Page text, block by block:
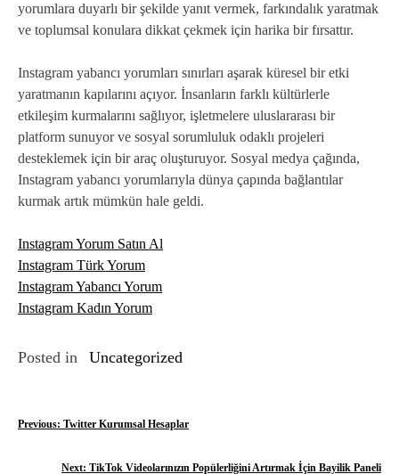
yorumlara duyarlı bir şekilde yanıt vermek, farkındalık yaratmak
ve toplumsal konulara dikkat çekmek için harika bir fırsattır.
Instagram yabancı yorumları sınırları aşarak küresel bir etki
yaratmanın kapılarını açıyor. İnsanların farklı kültürlerle
etkileşim kurmalarını sağlıyor, işletmelere uluslararası bir
platform sunuyor ve sosyal sorumluluk odaklı projeleri
desteklemek için bir araç oluşturuyor. Sosyal medya çağında,
Instagram yabancı yorumlarıyla dünya çapında bağlantılar
kurmak artık mümkün hale geldi.
Instagram Yorum Satın Al
Instagram Türk Yorum
Instagram Yabancı Yorum
Instagram Kadın Yorum
Posted in Uncategorized
Y
Previous: Twitter Kurumsal Hesaplar
Next: TikTok Videolarınızın Popülerliğini Artırmak İçin Bayilik Paneli